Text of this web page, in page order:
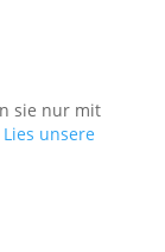
sie nur mit
Lies unsere